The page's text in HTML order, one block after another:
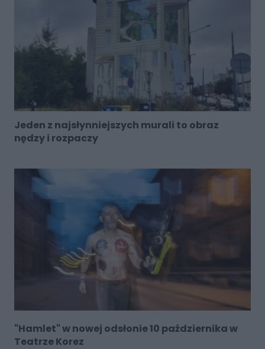
Jeden z najsłynniejszych murali to obraz
nędzy i rozpaczy
"Hamlet" w nowej odsłonie 10 października w
Teatrze Korez